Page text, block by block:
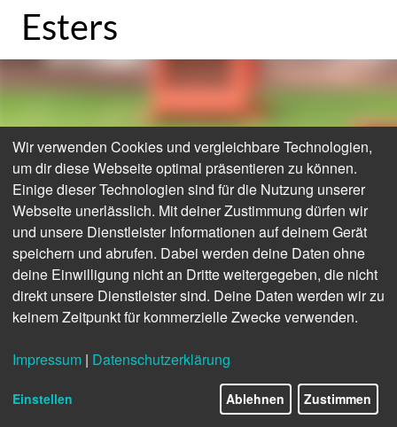
Esters
Wir verwenden Cookies und vergleichbare Technologien,
um dir diese Webseite optimal präsentieren zu können.
Einige dieser Technologien sind für die Nutzung unserer
Webseite unerlässlich. Mit deiner Zustimmung dürfen wir
und unsere Dienstleister Informationen auf deinem Gerät
speichern und abrufen. Dabei werden deine Daten ohne
deine Einwilligung nicht an Dritte weitergegeben, die nicht
direkt unsere Dienstleister sind. Deine Daten werden wir zu
keinem Zeitpunkt für kommerzielle Zwecke verwenden.
Impressum | Datenschutzerklärung
Einstellen Ablehnen Zustimmen